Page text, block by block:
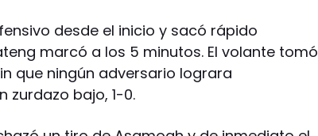
desde el inicio y sacó rápido
marcó a los 5 minutos. El volante tomó
que ningún adversario lograra
zurdazo bajo, 1-0.